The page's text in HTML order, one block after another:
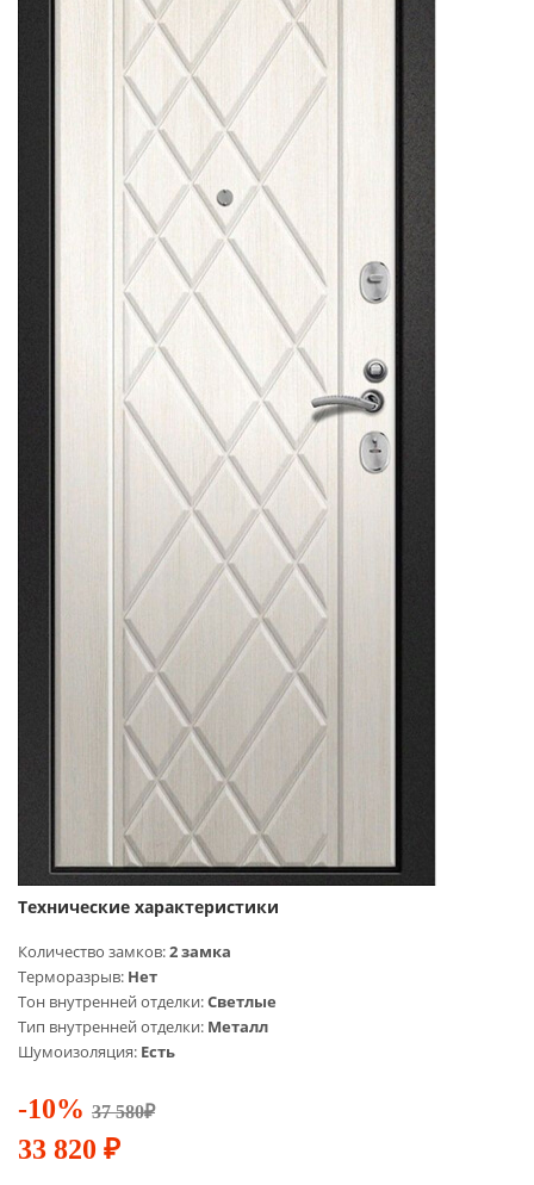
Технические характеристики
Количество замков:2 замка
Терморазрыв: Нет
Тон внутренней отделки:Светлые
Тип внутренней отделки: Металл
Шумоизоляция: Есть
-10% 37 580₽
33 820 ₽